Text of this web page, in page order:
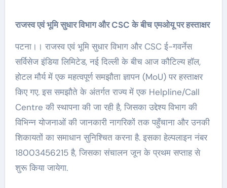
राजस्व एवं भूमि सुधार विभाग और CSC के बीच एमओयू पर हस्ताक्षर
पटना।। राजस्व एवं भूमि सुधार विभाग और CSC ई-गवर्नेस
सर्विसेज इंडिया लिमिटेड, नई दिल्ली के बीच आज कौटिल्य हॉल,
होटल मौर्य में एक महत्वपूर्ण समझौता ज्ञापन (MoU) पर हस्ताक्षर
किए गए. इस समझौते के अंतर्गत राज्य में एक Helpline/Call
Centre की स्थापना की जा रही है, जिसका उद्देश्य विभाग की
विभिन्न योजनाओं की जानकारी नागरिकों तक पहुँचाना और उनकी
शिकायतों का समाधान सुनिश्चित करना है. इसका हेल्पलाइन नंबर
18003456215 है, जिसका संचालन जून के प्रथम सप्ताह से
शुरू किया जायेगा.